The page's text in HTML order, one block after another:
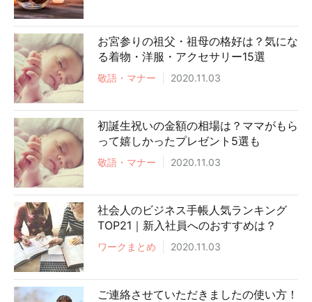
お宮参りの祖父・祖母の格好は？気にな
る着物・洋服・アクセサリー15選
敬語・マナー 2020.11.03
初誕生祝いの金額の相場は？ママがもら
って嬉しかったプレゼント5選も
敬語・マナー 2020.11.03
社会人のビジネス手帳人気ランキング
TOP21｜新入社員へのおすすめは？
ワークまとめ 2020.11.03
ご連絡させていただきましたの使い方！